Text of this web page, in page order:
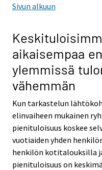
Sivun alkuun
aikaisempaa
ylemmissä
vähemmän
Kun tarkastelun
elinvaiheen mukainen
pienituloisuus koskee
vuotiaiden yhden
henkilön kotitalouksilla
pienituloisuus on